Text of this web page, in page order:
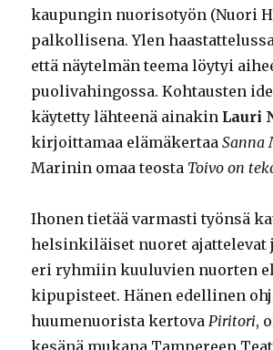
kaupungin nuorisotyön (Nuori
palkollisena. Ylen
että näytelmän teema löytyi
puolivahingossa. Kohtausten
käytetty lähteenä ainakin Lauri
kirjoittamaa elämäkertaaSanna
Marinin omaa teosta Toivo on
Ihonen tietää varmasti työnsä
helsinkiläiset nuoret ajattelevat
eri ryhmiin kuuluvien nuorten
kipupisteet. Hänen edellinen
huumenuorista kertovaPiritori,